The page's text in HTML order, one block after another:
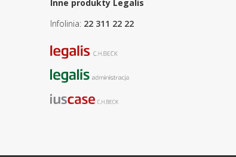
Inne produkty Legalis
Infolinia: 22 311 22 22